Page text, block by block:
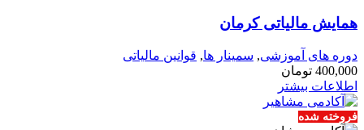
همایش مالیاتی کرمان
دوره های آموزشی, سمینار ها, قوانین مالیاتی
400,000 تومان
اطلاعات بیشتر
فروخته شده